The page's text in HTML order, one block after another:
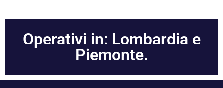
Operativi in: Lombardia e
Piemonte.